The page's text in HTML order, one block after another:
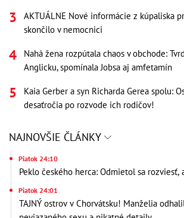
AKTUÁLNE Nové informácie z kúpaliska
skončilo v nemocnici
Nahá žena rozpútala chaos v obchode:
Anglicku, spomínala Jobsa aj amfetamín
Kaia Gerber a syn Richarda Gerea spolu:
desaťročia po rozvode ich rodičov!
NAJNOVŠIE ČLÁNKY
Piatok 24:10
Peklo českého herca: Odmietol sa rozviesť,
Piatok 24:01
TAJNÝ ostrov v Chorvátsku! Manželia